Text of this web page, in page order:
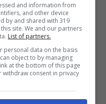
and information from
and other device
by and shared with 319
site. We and our partners
List of partners.
personal data on the basis
object to by managing
at the bottom of this page
withdraw consent in privacy